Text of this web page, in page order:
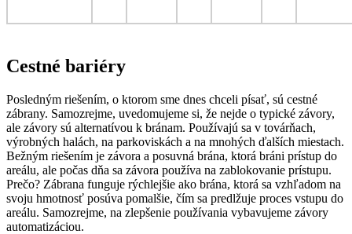
Cestné bariéry
Posledným riešením, o ktorom sme dnes chceli písať, sú cestné
zábrany. Samozrejme, uvedomujeme si, že nejde o typické závory,
ale závory sú alternatívou k bránam. Používajú sa v továrňach,
výrobných halách, na parkoviskách a na mnohých ďalších miestach.
Bežným riešením je závora a posuvná brána, ktorá bráni prístup do
areálu, ale počas dňa sa závora používa na zablokovanie prístupu.
Prečo? Zábrana funguje rýchlejšie ako brána, ktorá sa vzhľadom na
svoju hmotnosť posúva pomalšie, čím sa predlžuje proces vstupu do
areálu. Samozrejme, na zlepšenie používania vybavujeme závory
automatizáciou.